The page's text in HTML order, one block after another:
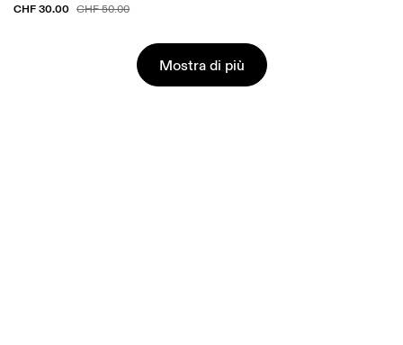
CHF 30.00 CHF 50.00
Mostra di più